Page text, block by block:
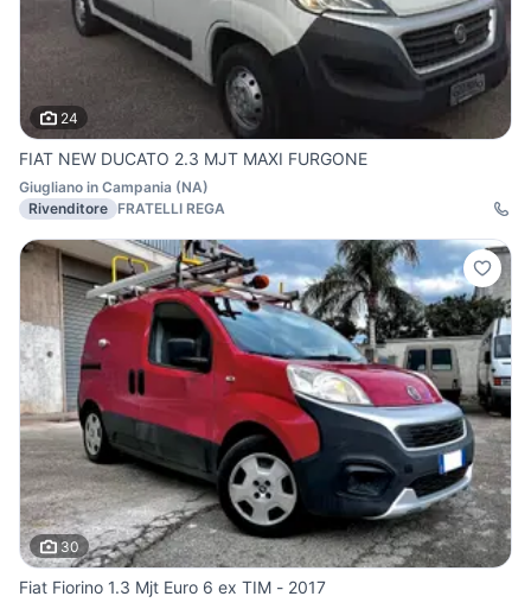
24
FIAT NEW DUCATO 2.3 MJT MAXI FURGONE
Giugliano in Campania (NA)
Rivenditore FRATELLI REGA
30
Fiat Fiorino 1.3 Mjt Euro 6 ex TIM - 2017